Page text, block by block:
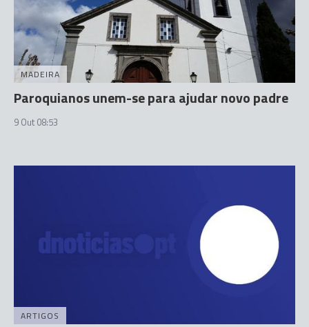
MADEIRA
Paroquianos unem-se para ajudar novo padre
9 Out 08:53
ARTIGOS